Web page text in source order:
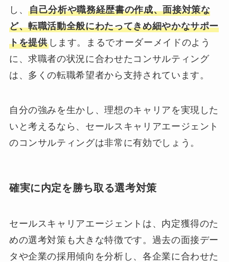
し、自己分析や職務経歴書の作成、面接対策な
ど、転職活動全般にわたってきめ細やかなサポー
トを提供します。まるでオーダーメイドのよう
に、求職者の状況に合わせたコンサルティング
は、多くの転職希望者から支持されています。
自分の強みを生かし、理想のキャリアを実現した
いと考えるなら、セールスキャリアエージェント
のコンサルティングは非常に有効でしょう。
確実に内定を勝ち取る選考対策
セールスキャリアエージェントは、内定獲得のた
めの選考対策も大きな特徴です。過去の面接デー
タや企業の採用傾向を分析し、各企業に合わせた